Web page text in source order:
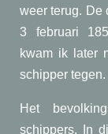
weer terug. De
3 februari
kwam ik later
schipper tegen.
Het
schippers. In